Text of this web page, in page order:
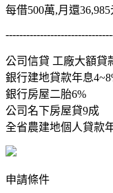
每借500萬,月還36,985
公司信貸 工廠大額貸
銀行建地貸款年息
銀行房屋二胎6%
公司名下房屋貸9成
全省農建地個人貸款
申請條件